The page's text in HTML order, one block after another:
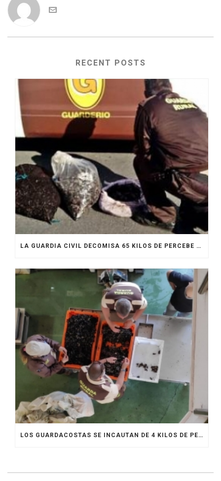
RECENT POSTS
LA GUARDIA CIVIL DECOMISA 65 KILOS DE PERCEBE EN UNA OPERACIÓN EN LA COSTA DE BENS
LOS GUARDACOSTAS SE INCAUTAN DE 4 KILOS DE PERCEBE ENTRE LA MEJILLA RECOGIDA POR BATEEIROS EN BAIONA